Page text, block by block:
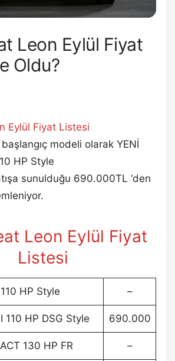
Leon Eylül Fiyat
Oldu?
Eylül Fiyat Listesi
modeli olarak YENİ
HP Style
sunulduğu 690.000TL ‘den
Leon Eylül Fiyat
Listesi
HP Style –
110 HP DSG Style 690.000
130 HP FR –